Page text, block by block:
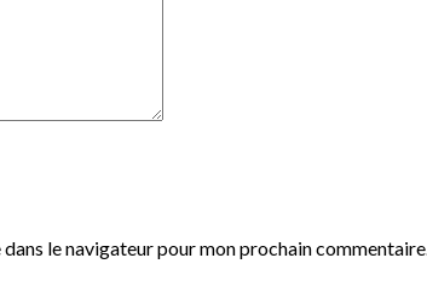
le navigateur pour mon prochain commentaire.